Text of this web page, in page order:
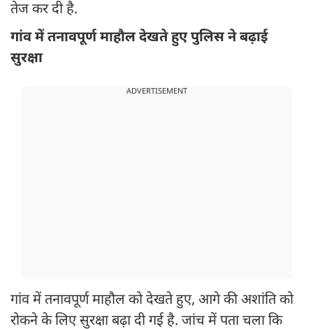
तेज कर दी है.
गांव में तनावपूर्ण माहौल देखते हुए पुलिस ने बढ़ाई
सुरक्षा
ADVERTISEMENT
गांव में तनावपूर्ण माहौल को देखते हुए, आगे की अशांति को
रोकने के लिए सुरक्षा बढ़ा दी गई है. जांच में पता चला कि